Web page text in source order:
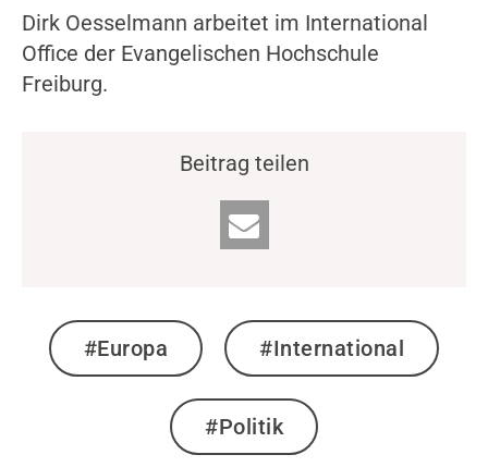
Dirk Oesselmann arbeitet im International
Office der Evangelischen Hochschule
Freiburg.
Beitrag teilen
#Europa #International
#Politik